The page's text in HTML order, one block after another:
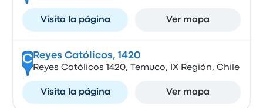
Visita la página Ver mapa
CReyes Católicos, 1420
Reyes Católicos 1420, Temuco, IX Región, Chile
Visita la página Ver mapa